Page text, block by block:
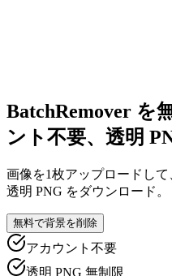
BatchRemover を
ント不要、透明
画像を1枚アップロードし
透明 PNG をダウンロード。
無料で背景を削除
アカウント不要
透明 PNG 無制限